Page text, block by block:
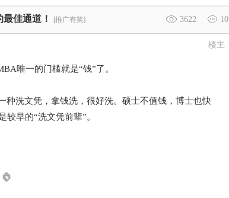
3622 10
佳通道！ [推广有奖]
楼主
唯一的门槛就是“钱”了。
洗文凭，拿钱洗，很好洗。硕士不值钱，博士也快
早的“洗文凭前辈”。